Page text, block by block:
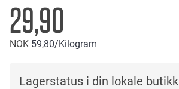
29,90
NOK 59 80/Kilogram
Lagerstatus i din lokale butikk
of
the
images
gallery